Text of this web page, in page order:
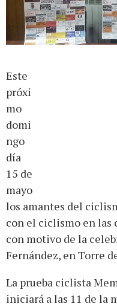
Este
próxi
mo
domi
ngo
día
15 de
mayo
los amantes del
con el ciclismo en las
con motivo de la
Fernández, en Torre
La prueba ciclista
iniciará a las 11 de la